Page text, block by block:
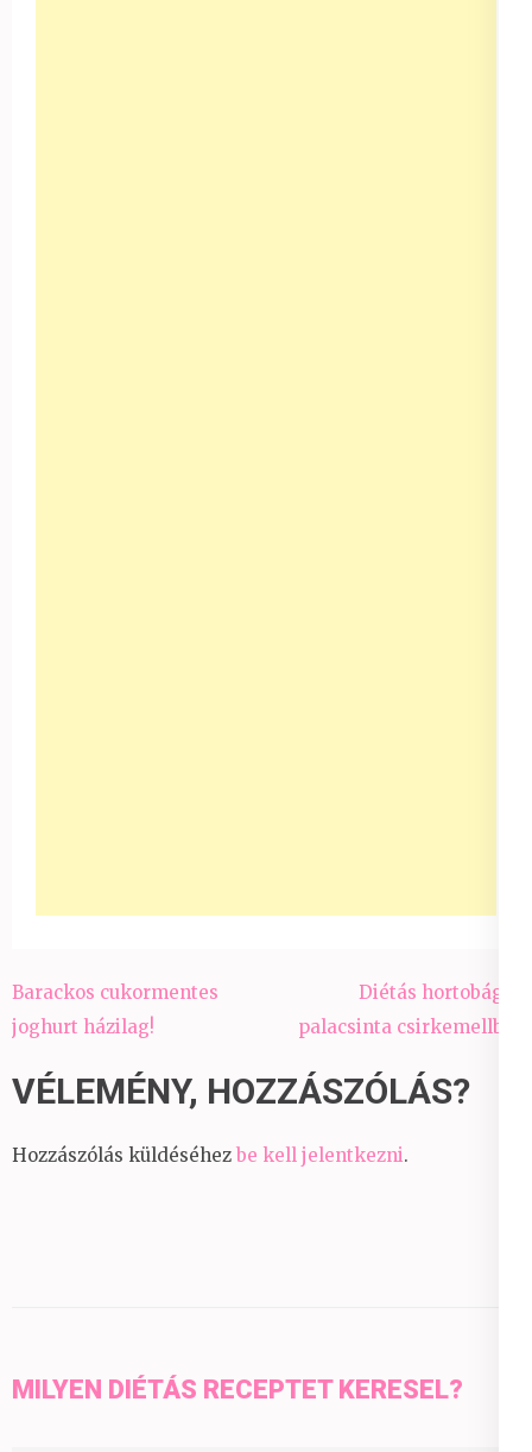
Bejegyzés
navigáció
Barackos cukormentes
joghurt házilag!
Diétás hortobágyi
palacsinta csirkemellből
VÉLEMÉNY, HOZZÁSZÓLÁS?
Hozzászólás küldéséhez be kell jelentkezni.
MILYEN DIÉTÁS RECEPTET KERESEL?